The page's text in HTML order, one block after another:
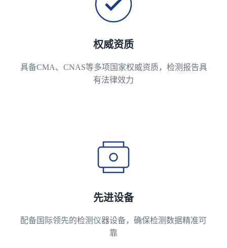
权威资质
具备CMA、CNAS等多项国家权威资质，检测报告具
有法律效力
先进设备
配备国际领先的检测仪器设备，确保检测数据精准可
靠